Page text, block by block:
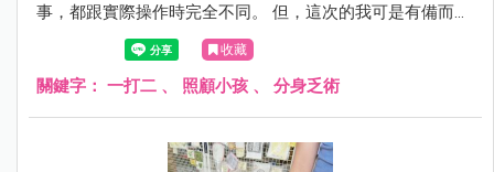
事，都跟實際操作時完全不同。 但，這次的我可是有備而
來。雖然這回是老二──兒子丞丞出生後的第一個爸爸日，我
得以一擋二，可是已經有育兒經驗兩年多的我，絕對不會再
手忙腳亂了。
收藏
關鍵字： 一打二 、 照顧小孩 、 分身乏術